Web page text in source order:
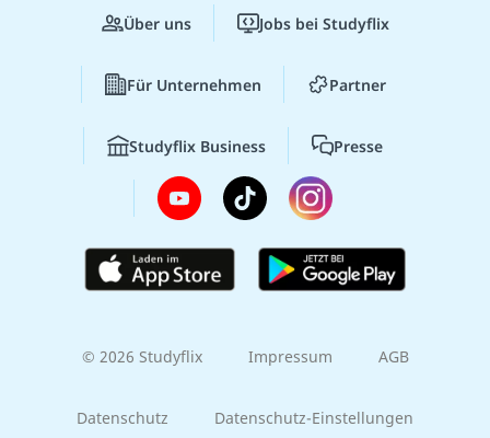
Über uns Jobs bei Studyflix
Für Unternehmen Partner
Studyflix Business Presse
© 2026 Studyflix Impressum AGB
Datenschutz Datenschutz-Einstellungen